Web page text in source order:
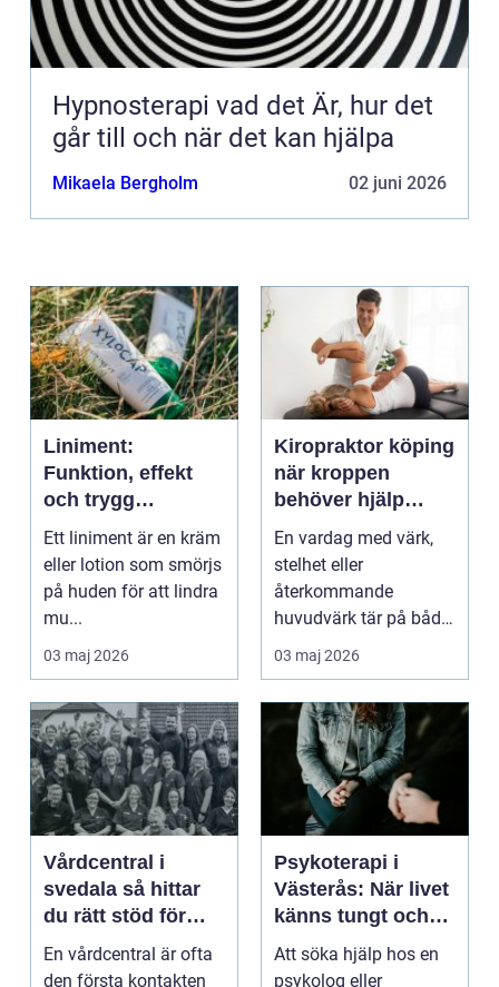
Hypnosterapi vad det Är, hur det
går till och när det kan hjälpa
Mikaela Bergholm 02 juni 2026
Liniment:
Funktion, effekt
och trygg
användning
Ett liniment är en kräm
eller lotion som smörjs
på huden för att lindra
mu...
03 maj 2026
Kiropraktor köping
när kroppen
behöver hjälp
tillbaka
En vardag med värk,
stelhet eller
återkommande
huvudvärk tär på både
ork och humör. Många
går länge ...
03 maj 2026
Vårdcentral i
svedala så hittar
du rätt stöd för
hela familjen
En vårdcentral är ofta
den första kontakten
Psykoterapi i
Västerås: När livet
känns tungt och
du behöver prata
med någon
Att söka hjälp hos en
psykolog eller